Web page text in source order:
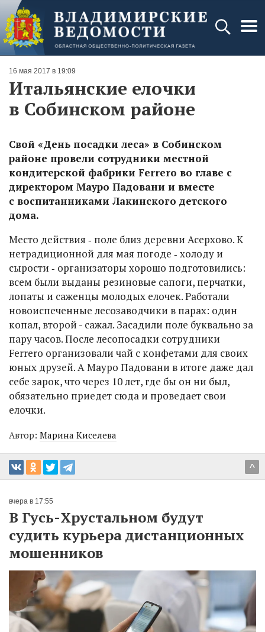
16 мая 2017 в 19:09
Итальянские елочки
в Собинском районе
Свой «День посадки леса» в Собинском
районе провели сотрудники местной
кондитерской фабрики Ferrero во главе с
директором Мауро Падовани и вместе
с воспитанниками Лакинского детского
дома.
Место действия ‑ поле близ деревни Асерхово. К
нетрадиционной для мая погоде ‑ холоду и
сырости ‑ организаторы хорошо подготовились:
всем были выданы резиновые сапоги, перчатки,
лопаты и саженцы молодых елочек. Работали
новоиспеченные лесозаводчики в парах: один
копал, второй - сажал. Засадили поле буквально за
пару часов. После лесопосадки сотрудники
Ferrero организовали чай с конфетами для своих
юных друзей. А Мауро Падовани в итоге даже дал
себе зарок, что через 10 лет, где бы он ни был,
обязательно приедет сюда и проведает свои
елочки.
Автор: Марина Киселева
^
вчера в 17:55
В Гусь-Хрустальном будут
судить курьера дистанционных
мошенников